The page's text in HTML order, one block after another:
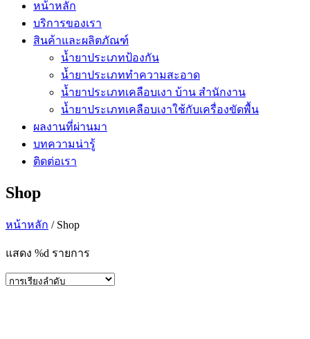
หน้าหลัก
บริการของเรา
สินค้าและผลิตภัณฑ์
น้ำยาประเภทป้องกัน
น้ำยาประเภททำความสะอาด
น้ำยาประเภทเคลือบเงา บ้าน สำนักงาน
น้ำยาประเภทเคลือบเงาใช้กับเครื่องขัดพื้น
ผลงานที่ผ่านมา
บทความน่ารู้
ติดต่อเรา
Shop
หน้าหลัก / Shop
แสดง %d รายการ